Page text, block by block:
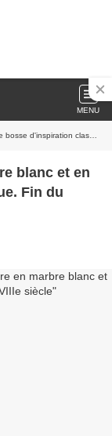
MENU
classique. Fin du XVIIIe siècle
blanc et en
Fin du